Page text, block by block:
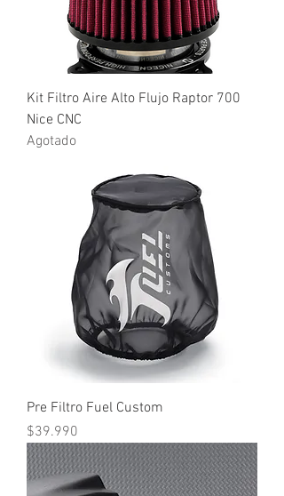
Kit Filtro Aire Alto Flujo Raptor 700
Nice CNC
Agotado
Pre Filtro Fuel Custom
Precio
$39.990